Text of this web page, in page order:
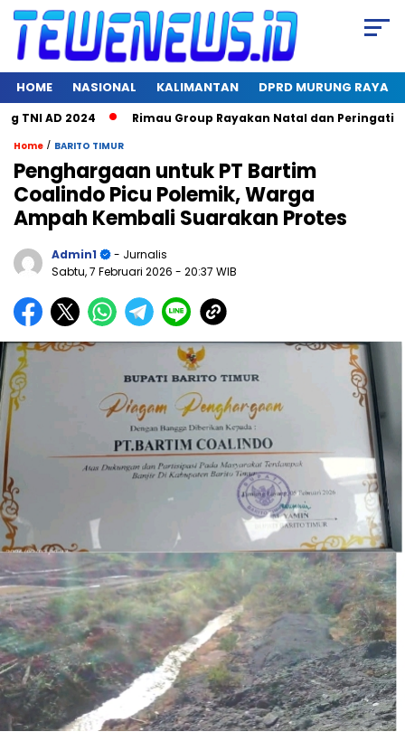
HOME NASIONAL KALIMANTAN DPRD MURUNG RAYA
AD 2024 Rimau Group Rayakan Natal dan Peringati Hari
Home / BARITO TIMUR
Penghargaan untuk PT Bartim
Coalindo Picu Polemik, Warga
Ampah Kembali Suarakan Protes
Admin1
- Jurnalis
Sabtu, 7 Februari 2026 - 20:37 WIB